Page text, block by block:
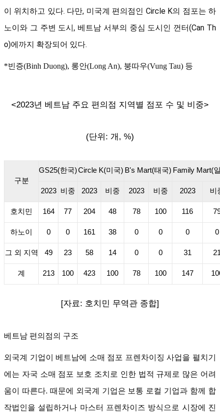
이 위치하고 있다. 다만, 미국계 편의점인 Circle K의 점포는 하
노이와 그 주변 도시, 베트남 서부의 중심 도시인 껀터(Can Th
o)에까지 확장되어 있다.
*빈증(Binh Duong), 롱안(Long An), 붕따우(Vung Tau) 등
<2023년 베트남 주요 편의점 지역별 점포 수 및 비중>
(단위: 개, %)
구분
GS25(한국)Circle K(미국) B's Mart(태국) Family Mart(
2023 비중 2023 비중 2023 비중 2023 비
호치민 164 77 204 48 78 100 116
하노이 0 0 161 38 0 0 0 0
그 외 지역 49 23 58 14 0 0 31
계 213 100 423 100 78 100 147
[자료: 호치민 무역관 종합]
베트남 편의점의 구조
외국계 기업이 베트남에 소매 점포 프렌차이징 사업을 펼치기
에는 자국 소매 점포 보호 조치로 인한 법적 규제로 많은 어려
움이 따른다. 때문에 외국계 기업은 보통 로컬 기업과 함께 합
작법인을 설립하거나 마스터 프렌차이즈 방식으로 시장에 진